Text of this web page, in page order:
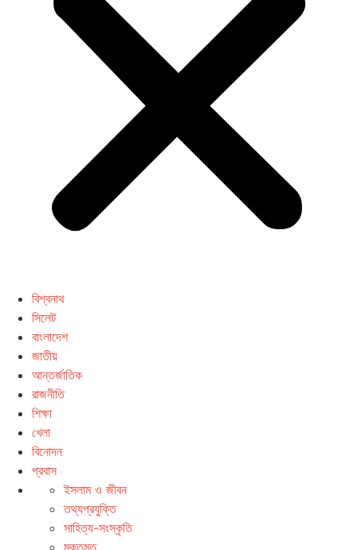
বিশ্বনাথ
সিলেট
বাংলাদেশ
জাতীয়
আন্তর্জাতিক
রাজনীতি
শিক্ষা
খেলা
বিনোদন
প্রবাস
ইসলাম ও জীবন
তথ্যপ্রযুক্তি
সাহিত্য-সংস্কৃতি
মুক্তমত